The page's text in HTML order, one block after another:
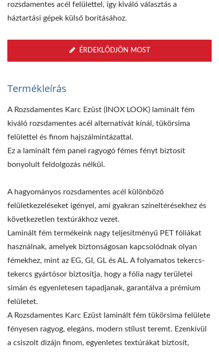
rozsdamentes acél felülettel, így kiváló választás a
háztartási gépek külső borításához.
ÉRDEKLŐDJÖN MOST
Termékleírás
A Rozsdamentes Karc Ezüst (INOX LOOK) laminált fém
kiváló rozsdamentes acél alternatívát kínál, tükörsima
felülettel és finom hajszálmintázattal.
Ez a laminált fém panel ragyogó fémes fényt biztosít
bonyolult feldolgozás nélkül.
A hagyományos rozsdamentes acél különböző
felületkezeléseket igényel, ami gyakran színeltérésekhez és
következetlen textúrákhoz vezet.
Laminált fém termékeink nagy teljesítményű PET fóliákat
használnak, amelyek biztonságosan kapcsolódnak olyan
fémekhez, mint az EG, GI, GL és AL. A folyamatos tekercs-
tekercs gyártósor biztosítja, hogy a fólia nagy területei
simán és egyenletesen tapadjanak, garantálva a prémium
felületet.
A Rozsdamentes Karc Ezüst laminált fém tükörsima felülete
fényesen ragyog, elegáns, modern stílust teremt. Ezenkívül
a csiszolt dizájn finom, egyenletes textúrákat biztosít,